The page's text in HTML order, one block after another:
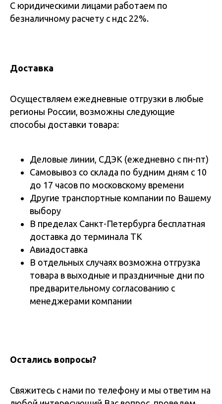
С юридическими лицами работаем по
безналичному расчету с ндс 22%.
Доставка
Осуществляем ежедневные отгрузки в любые
регионы России, возможны следующие
способы доставки товара:
Деловые линии, СДЭК (ежедневно с пн-пт)
Самовывоз со склада по будним дням с 10
до 17 часов по московскому времени
Другие транспортные компании по Вашему
выбору
В пределах Санкт-Петербурга бесплатная
доставка до терминала ТК
Авиадоставка
В отдельных случаях возможна отгрузка
товара в выходные и праздничные дни по
предварительному согласованию с
менеджерами компании
Остались вопросы?
Свяжитесь с нами по телефону и мы ответим на